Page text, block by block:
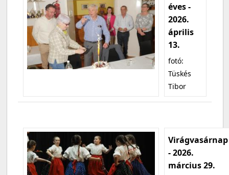
éves -
2026.
április
13.
fotó:
Tüskés
Tibor
Virágvasárnap
- 2026.
március 29.